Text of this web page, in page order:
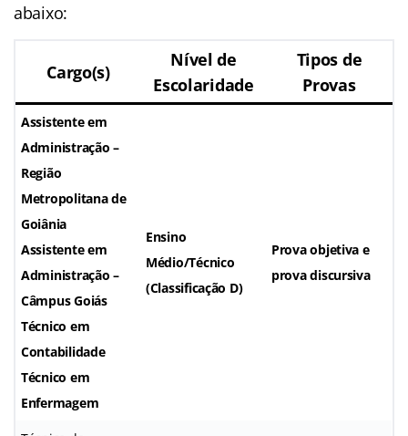
abaixo:
Cargo(s)
Nível de
Escolaridade
Tipos de
Provas
Assistente em
Administração –
Região
Metropolitana de
Goiânia
Assistente em
Administração –
Câmpus Goiás
Técnico em
Contabilidade
Técnico em
Enfermagem
Ensino
Médio/Técnico
(Classificação D)
Prova objetiva e
prova discursiva